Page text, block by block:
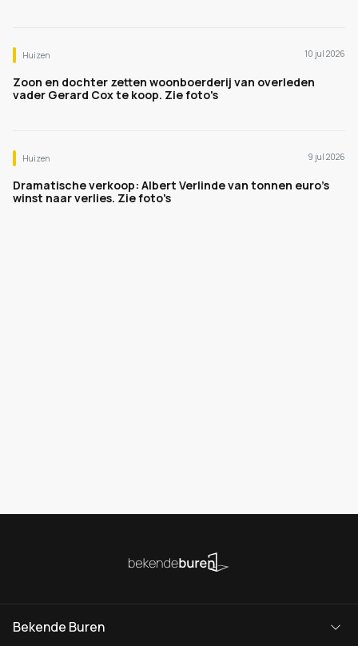
Huizen 10 jul 2026
Zoon en dochter zetten woonboerderij van overleden
vader Gerard Cox te koop. Zie foto's
Huizen 9 jul 2026
Dramatische verkoop: Albert Verlinde van tonnen euro's
winst naar verlies. Zie foto's
Bekende Buren